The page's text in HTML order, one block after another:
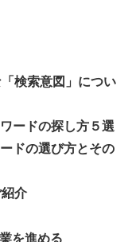
検索意図」につい
ードの探し方５選
ドの選び方とその
介
を進める